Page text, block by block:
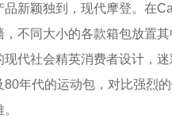
品新颖独到，现代摩登。在
，不同大小的各款箱包放置
现代社会精英消费者设计，
80年代的运动包，对比强烈